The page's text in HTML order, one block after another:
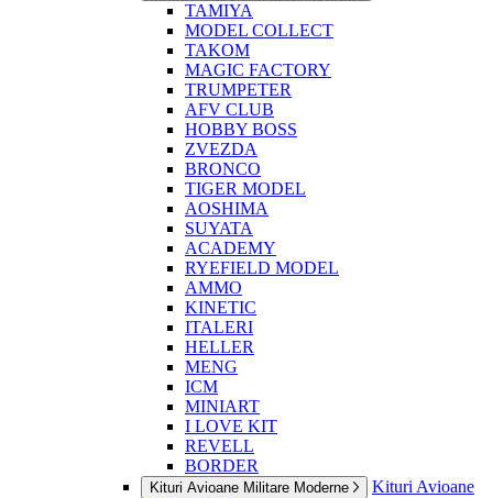
TAMIYA
MODEL COLLECT
TAKOM
MAGIC FACTORY
TRUMPETER
AFV CLUB
HOBBY BOSS
ZVEZDA
BRONCO
TIGER MODEL
AOSHIMA
SUYATA
ACADEMY
RYEFIELD MODEL
AMMO
KINETIC
ITALERI
HELLER
MENG
ICM
MINIART
I LOVE KIT
REVELL
BORDER
Kituri Avioane Militare Moderne
Kituri Avioane